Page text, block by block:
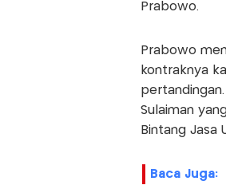
Prabowo.
Prabowo
kontraknya
Sulaiman
Bintang Jasa
Baca Juga: